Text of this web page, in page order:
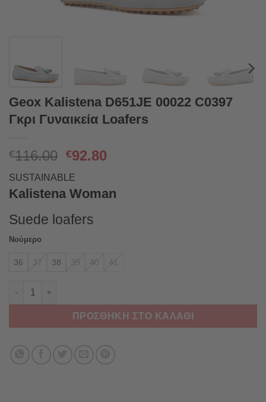
Geox Kalistena D651JE 00022 C0397
Γκρι Γυναικεία Loafers
€116.00 Original
was:
€116.00.
€92.80
είναι:
SUSTAINABLE
Kalistena Woman
Suede loafers
Νούμερο
36 37 38 39 40 41
Geox Kalistena D651JE 00022 C0397 Γκρι Γυναικεία Loafers
ΠΡΟΣΘΉΚΗ ΣΤΟ ΚΑΛΆΘΙ